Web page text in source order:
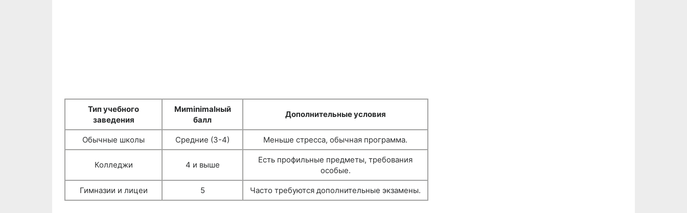
Тип учебного
заведения
Миminimalный
балл
Дополнительные условия
Обычные школы Средние (3-4) Меньше стресса, обычная программа.
Колледжи 4 и выше
Есть профильные предметы, требования
особые.
Гимназии и лицеи 5 Часто требуются дополнительные экзамены.